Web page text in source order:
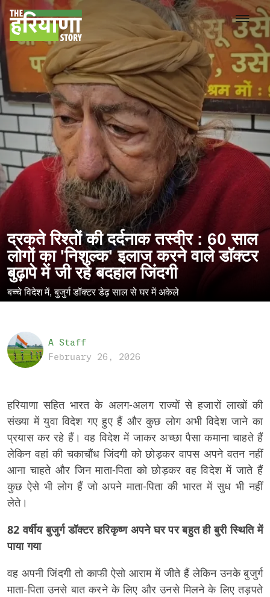
दरकते रिश्तों की दर्दनाक तस्वीर : 60 साल
लोगों का 'निशुल्क' इलाज करने वाले डॉक्टर
बुढ़ापे में जी रहे बदहाल जिंदगी
बच्चे विदेश में, बुजुर्ग डॉक्टर डेढ़ साल से घर में अकेले
A Staff
February 26, 2026
हरियाणा सहित भारत के अलग-अलग राज्यों से हजारों लाखों की
संख्या में युवा विदेश गए हुए हैं और कुछ लोग अभी विदेश जाने का
प्रयास कर रहे हैं। वह विदेश में जाकर अच्छा पैसा कमाना चाहते हैं
लेकिन वहां की चकाचौंध जिंदगी को छोड़कर वापस अपने वतन नहीं
आना चाहते और जिन माता-पिता को छोड़कर वह विदेश में जाते हैं
कुछ ऐसे भी लोग हैं जो अपने माता-पिता की भारत में सुध भी नहीं
लेते।
82 वर्षीय बुजुर्ग डॉक्टर हरिकृष्ण अपने घर पर बहुत ही बुरी स्थिति में
पाया गया
वह अपनी जिंदगी तो काफी ऐसो आराम में जीते हैं लेकिन उनके बुजुर्ग
माता-पिता उनसे बात करने के लिए और उनसे मिलने के लिए तड़पते